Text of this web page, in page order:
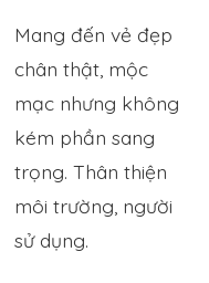
Mang đến vẻ đẹp
chân thật, mộc
mạc nhưng không
kém phần sang
trọng. Thân thiện
môi trường, người
sử dụng.